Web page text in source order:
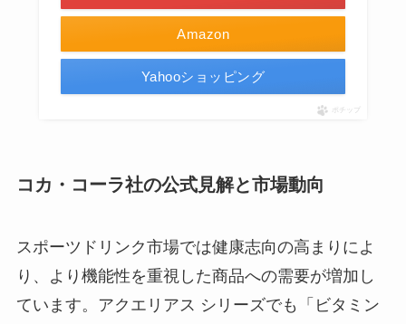
Amazon
Yahooショッピング
ポチップ
コカ・コーラ社の公式見解と市場動向
スポーツドリンク市場では健康志向の高まりによ
り、より機能性を重視した商品への需要が増加し
ています。アクエリアス シリーズでも「ビタミン